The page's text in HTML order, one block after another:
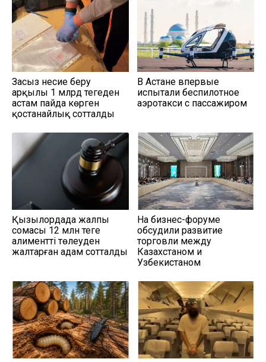
Заңсыз несие беру
арқылы 1 млрд теңгеден
астам пайда көрген
қостанайлық сотталды
В Астане впервые
испытали беспилотное
аэротакси с пассажиром
Қызылордада жалпы
сомасы 12 млн теңге
алиментті төлеуден
жалтарған адам сотталды
На бизнес-форуме
обсудили развитие
торговли между
Казахстаном и
Узбекистаном